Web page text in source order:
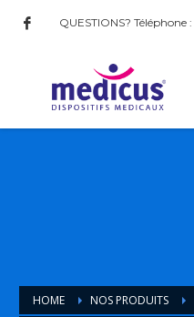
QUESTIONS? Téléphone :
HOME NOS PRODUITS